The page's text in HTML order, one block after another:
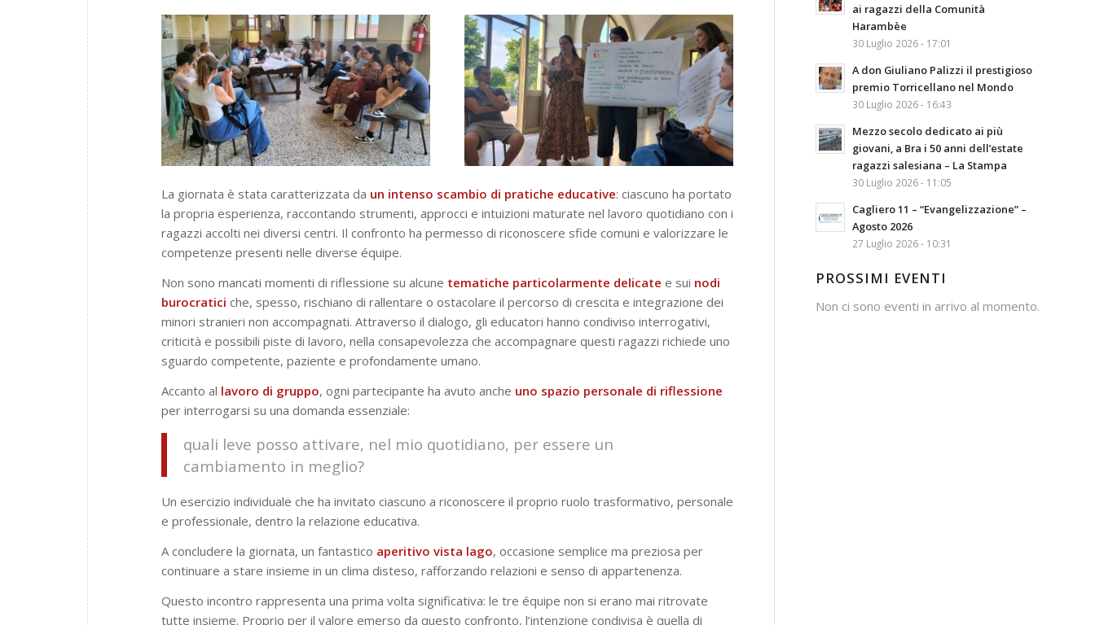
La giornata è stata caratterizzata da un intenso scambio di pratiche educative: ciascuno ha portato
la propria esperienza, raccontando strumenti, approcci e intuizioni maturate nel lavoro quotidiano con i
ragazzi accolti nei diversi centri. Il confronto ha permesso di riconoscere sfide comuni e valorizzare le
competenze presenti nelle diverse équipe.
Non sono mancati momenti di riflessione su alcune tematiche particolarmente delicate e sui nodi
burocratici che, spesso, rischiano di rallentare o ostacolare il percorso di crescita e integrazione dei
minori stranieri non accompagnati. Attraverso il dialogo, gli educatori hanno condiviso interrogativi,
criticità e possibili piste di lavoro, nella consapevolezza che accompagnare questi ragazzi richiede uno
sguardo competente, paziente e profondamente umano.
Accanto al lavoro di gruppo, ogni partecipante ha avuto anche uno spazio personale di riflessione
per interrogarsi su una domanda essenziale:
quali leve posso attivare, nel mio quotidiano, per essere un
cambiamento in meglio?
Un esercizio individuale che ha invitato ciascuno a riconoscere il proprio ruolo trasformativo, personale
e professionale, dentro la relazione educativa.
A concludere la giornata, un fantastico aperitivo vista lago, occasione semplice ma preziosa per
continuare a stare insieme in un clima disteso, rafforzando relazioni e senso di appartenenza.
Questo incontro rappresenta una prima volta significativa: le tre équipe non si erano mai ritrovate
tutte insieme. Proprio per il valore emerso da questo confronto, l’intenzione condivisa è quella di
ai ragazzi della Comunità
Harambèe
30 Luglio 2026 - 17:01
A don Giuliano Palizzi il prestigioso
premio Torricellano nel Mondo
30 Luglio 2026 - 16:43
Mezzo secolo dedicato ai più
giovani, a Bra i 50 anni dell’estate
ragazzi salesiana – La Stampa
30 Luglio 2026 - 11:05
Cagliero 11 – “Evangelizzazione” –
Agosto 2026
27 Luglio 2026 - 10:31
PROSSIMI EVENTI
Non ci sono eventi in arrivo al momento.